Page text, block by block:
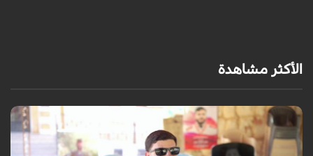
الأكثر مشاهدة